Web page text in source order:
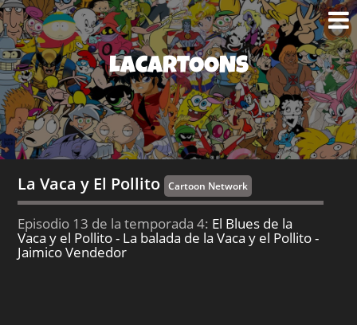
LACARTOONS
La Vaca y El Pollito Cartoon Network
Episodio 13 de la temporada 4: El Blues de la
Vaca y el Pollito - La balada de la Vaca y el Pollito -
Jaimico Vendedor